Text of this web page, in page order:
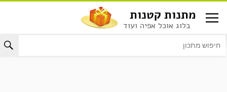
לתוכן
מתנות קטנות
בלוג אוכל אפיה ועוד